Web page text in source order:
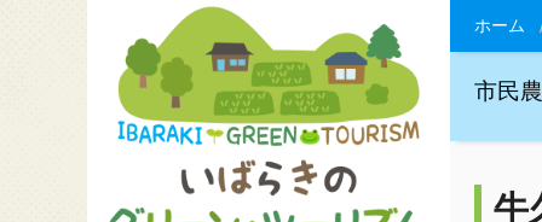
ホーム
市民
牛